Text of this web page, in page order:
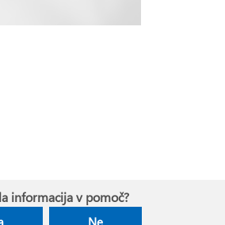
informacija v pomoč?
Ne